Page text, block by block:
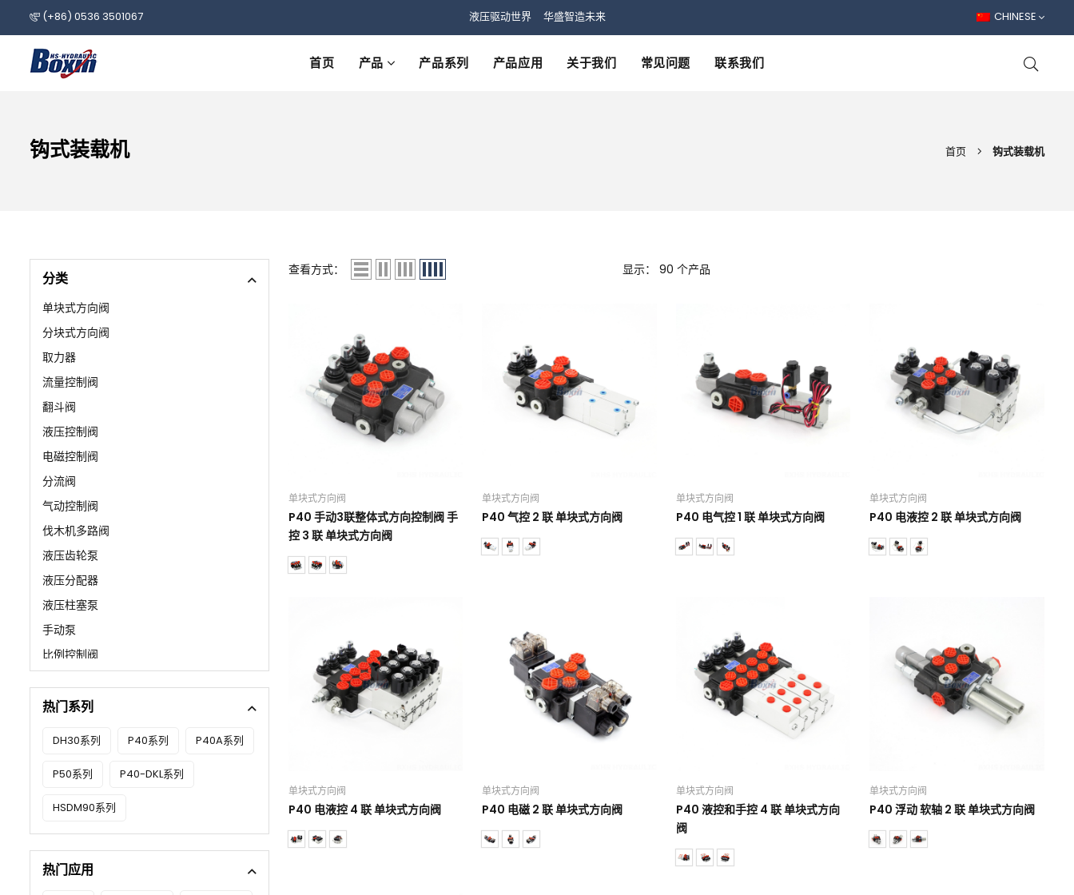
(+86) 0536 3501067 液压驱动世界 华盛智造未来 CHINESE
首页 产品 产品系列 产品应用 关于我们 常见问题 联系我们
钩式装载机 首页 钩式装载机
分类
单块式方向阀
分块式方向阀
取力器
流量控制阀
翻斗阀
液压控制阀
电磁控制阀
分流阀
气动控制阀
伐木机多路阀
液压齿轮泵
液压分配器
液压柱塞泵
手动泵
比例控制阀
支腿控制阀
转向控制单元
热门系列
DH30系列 P40系列 P40A系列
P50系列 P40-DKL系列
HSDM90系列
热门应用
查看方式： 显示： 90 个产品
单块式方向阀
P40 手动3联整体式方向控制阀 手
控 3 联 单块式方向阀
单块式方向阀
P40 气控 2 联 单块式方向阀
单块式方向阀
P40 电气控 1 联 单块式方向阀
单块式方向阀
P40 电液控 2 联 单块式方向阀
单块式方向阀
P40 电液控 4 联 单块式方向阀
单块式方向阀
P40 电磁 2 联 单块式方向阀
单块式方向阀
P40 液控和手控 4 联 单块式方向
阀
单块式方向阀
P40 浮动 软轴 2 联 单块式方向阀